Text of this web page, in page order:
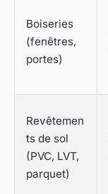
Boiseries
(fenêtres,
portes)
Revêtemen
ts de sol
(PVC, LVT,
parquet)